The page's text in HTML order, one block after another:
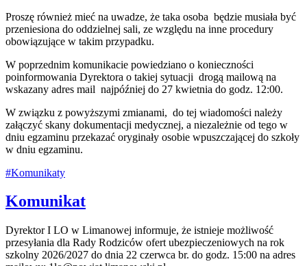
Proszę również mieć na uwadze, że taka osoba będzie musiała być
przeniesiona do oddzielnej sali, ze względu na inne procedury
obowiązujące w takim przypadku.
W poprzednim komunikacie powiedziano o konieczności
poinformowania Dyrektora o takiej sytuacji drogą mailową na
wskazany adres mail najpóźniej do 27 kwietnia do godz. 12:00.
W związku z powyższymi zmianami, do tej wiadomości należy
załączyć skany dokumentacji medycznej, a niezależnie od tego w
dniu egzaminu przekazać oryginały osobie wpuszczającej do szkoły
w dniu egzaminu.
#Komunikaty
Komunikat
Dyrektor I LO w Limanowej informuje, że istnieje możliwość
przesyłania dla Rady Rodziców ofert ubezpieczeniowych na rok
szkolny 2026/2027 do dnia 22 czerwca br. do godz. 15:00 na adres